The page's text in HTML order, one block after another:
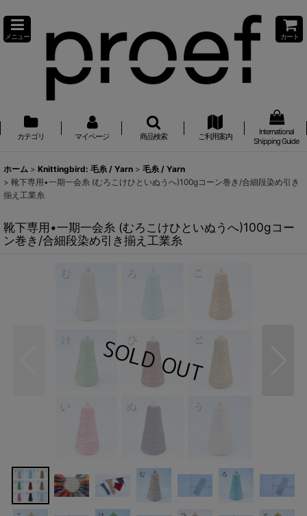
メニュー カート
カテゴリ マイページ 商品検索 ご利用案内
International
Shipping Guide
ホーム > Knittingbird: 毛糸 / Yarn > 毛糸 / Yarn
> 靴下専用•一期一会糸 (むろこけひといぬうへ)100gコーン巻き/合細段染め引き
揃え工業糸
靴下専用•一期一会糸 (むろこけひといぬうへ)100gコー
ン巻き/合細段染め引き揃え工業糸